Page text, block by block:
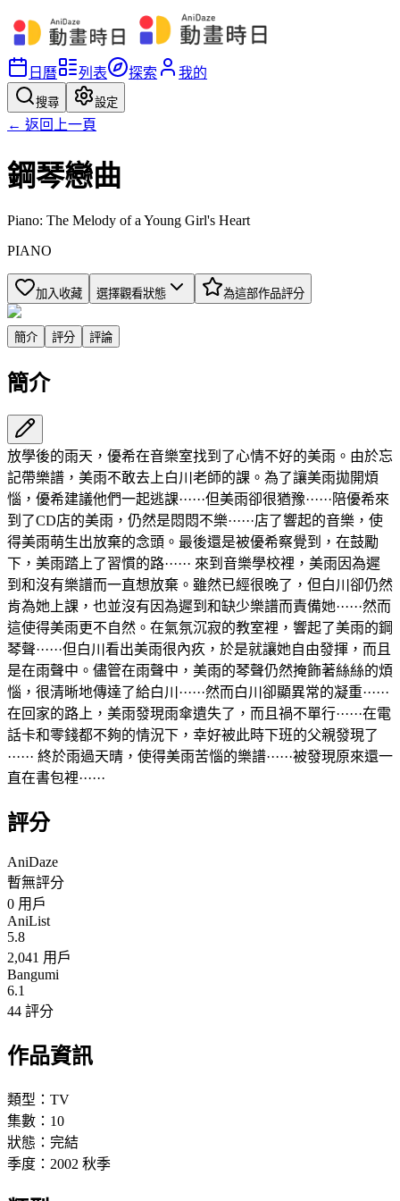
日曆 列表 探索 我的
搜尋 設定
← 返回上一頁
鋼琴戀曲
Piano: The Melody of a Young Girl's Heart
PIANO
加入收藏 選擇觀看狀態 為這部作品評分
簡介 評分 評論
簡介
放學後的雨天，優希在音樂室找到了心情不好的美雨。由於忘
記帶樂譜，美雨不敢去上白川老師的課。為了讓美雨拋開煩
惱，優希建議他們一起逃課······但美雨卻很猶豫······陪優希來
到了CD店的美雨，仍然是悶悶不樂······店了響起的音樂，使
得美雨萌生出放棄的念頭。最後還是被優希察覺到，在鼓勵
下，美雨踏上了習慣的路······ 來到音樂學校裡，美雨因為遲
到和沒有樂譜而一直想放棄。雖然已經很晚了，但白川卻仍然
肯為她上課，也並沒有因為遲到和缺少樂譜而責備她······然而
這使得美雨更不自然。在氣氛沉寂的教室裡，響起了美雨的鋼
琴聲······但白川看出美雨很內疚，於是就讓她自由發揮，而且
是在雨聲中。儘管在雨聲中，美雨的琴聲仍然掩飾著絲絲的煩
惱，很清晰地傳達了給白川······然而白川卻顯異常的凝重······
在回家的路上，美雨發現雨傘遺失了，而且禍不單行······在電
話卡和零錢都不夠的情況下，幸好被此時下班的父親發現了
······ 終於雨過天晴，使得美雨苦惱的樂譜······被發現原來還一
直在書包裡······
評分
AniDaze
暫無評分
0 用戶
AniList
5.8
2,041 用戶
Bangumi
6.1
44 評分
作品資訊
類型： TV
集數： 10
狀態： 完結
季度： 2002 秋季